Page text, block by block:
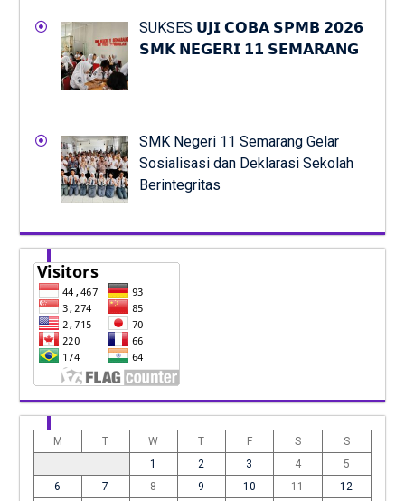
SUKSES 𝗨𝗝𝗜 𝗖𝗢𝗕𝗔 𝗦𝗣𝗠𝗕 𝟮𝟬𝟮𝟲
𝗦𝗠𝗞 𝗡𝗘𝗚𝗘𝗥𝗜 𝟭𝟭 𝗦𝗘𝗠𝗔𝗥𝗔𝗡𝗚
SMK Negeri 11 Semarang Gelar
Sosialisasi dan Deklarasi Sekolah
Berintegritas
M T W T F S
S
1
2 3 4
5
6
7 8 9 10 11
12